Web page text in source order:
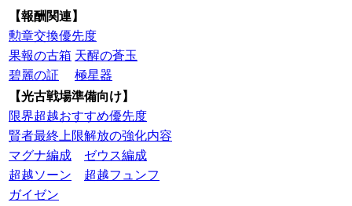
【報酬関連】
勲章交換優先度
果報の古箱 天醒の蒼玉
碧麗の証
極星器
【光古戦場準備向け】
限界超越おすすめ優先度
賢者最終上限解放の強化内容
マグナ編成
ゼウス編成
超越ソーン
超越フュンフ
ガイゼン